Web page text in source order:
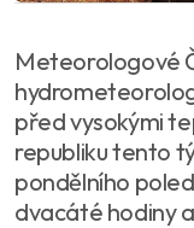
Meteorologové
před vysokými
republiku tento
pondělního
dvacáté hodiny